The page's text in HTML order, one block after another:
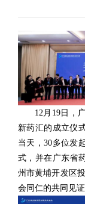
12月19日，
新药汇的成立仪
当天，30多位发
式，并在广东省
州市黄埔开发区
会同仁的共同见